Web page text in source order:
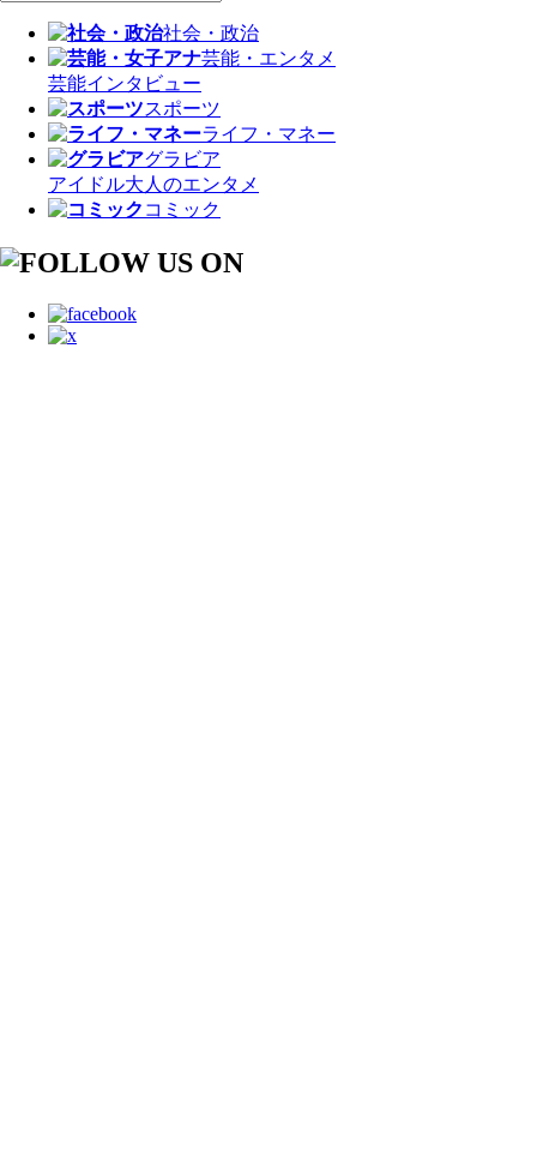
社会・政治
芸能・エンタメ
芸能インタビュー
スポーツ
ライフ・マネー
グラビア
アイドル大人のエンタメ
コミック